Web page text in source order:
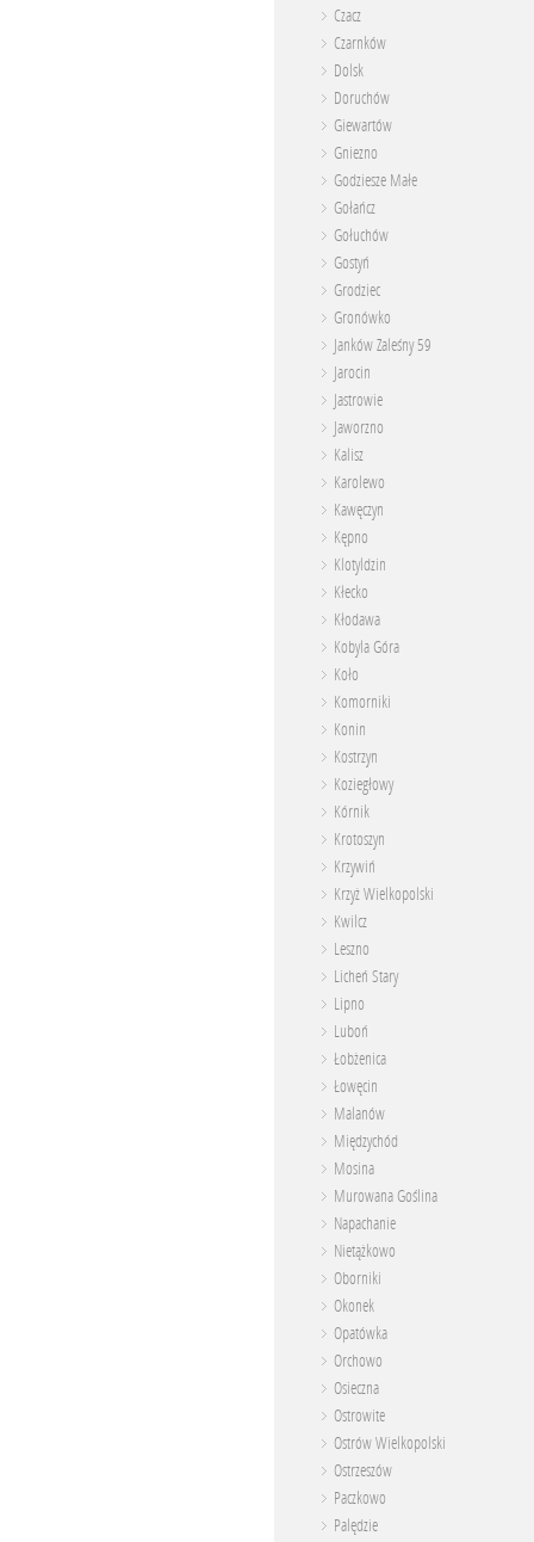
Czacz
Czarnków
Dolsk
Doruchów
Giewartów
Gniezno
Godziesze Małe
Gołańcz
Gołuchów
Gostyń
Grodziec
Gronówko
Janków Zaleśny 59
Jarocin
Jastrowie
Jaworzno
Kalisz
Karolewo
Kawęczyn
Kępno
Klotyldzin
Kłecko
Kłodawa
Kobyla Góra
Koło
Komorniki
Konin
Kostrzyn
Koziegłowy
Kórnik
Krotoszyn
Krzywiń
Krzyż Wielkopolski
Kwilcz
Leszno
Licheń Stary
Lipno
Luboń
Łobżenica
Łowęcin
Malanów
Międzychód
Mosina
Murowana Goślina
Napachanie
Nietążkowo
Oborniki
Okonek
Opatówka
Orchowo
Osieczna
Ostrowite
Ostrów Wielkopolski
Ostrzeszów
Paczkowo
Palędzie